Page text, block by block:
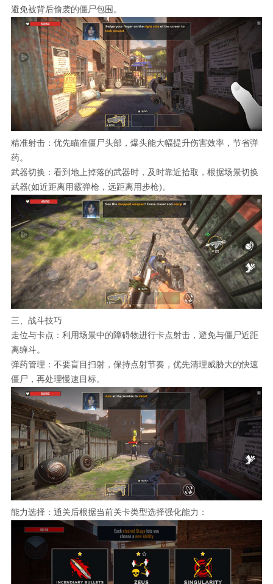
避免被背后偷袭的僵尸包围。
精准射击：优先瞄准僵尸头部，爆头能大幅提升伤害效率，节省弹
药。
武器切换：看到地上掉落的武器时，及时靠近拾取，根据场景切换
武器(如近距离用霰弹枪，远距离用步枪)。
三、战斗技巧
走位与卡点：利用场景中的障碍物进行卡点射击，避免与僵尸近距
离缠斗。
弹药管理：不要盲目扫射，保持点射节奏，优先清理威胁大的快速
僵尸，再处理慢速目标。
能力选择：通关后根据当前关卡类型选择强化能力：